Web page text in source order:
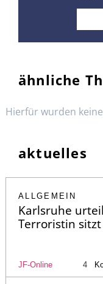
ähnliche
Hierfür wurden
aktuelles
ALLGEMEIN
Karlsruhe
Terroristin
JF-Online 4